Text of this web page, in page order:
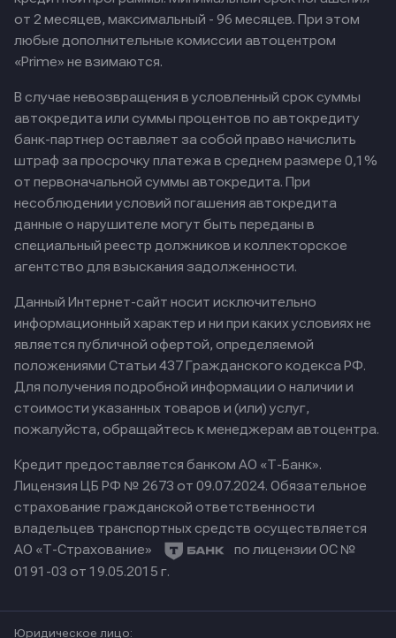
от 2 месяцев, максимальный - 96 месяцев. При этом
любые дополнительные комиссии автоцентром
«Prime» не взимаются.
В случае невозвращения в условленный срок суммы
автокредита или суммы процентов по автокредиту
банк-партнер оставляет за собой право начислить
штраф за просрочку платежа в среднем размере 0,1%
от первоначальной суммы автокредита. При
несоблюдении условий погашения автокредита
данные о нарушителе могут быть переданы в
специальный реестр должников и коллекторское
агентство для взыскания задолженности.
Данный Интернет-сайт носит исключительно
информационный характер и ни при каких условиях не
является публичной офертой, определяемой
положениями Статьи 437 Гражданского кодекса РФ.
Для получения подробной информации о наличии и
стоимости указанных товаров и (или) услуг,
пожалуйста, обращайтесь к менеджерам автоцентра.
Кредит предоставляется банком АО «Т-Банк».
Лицензия ЦБ РФ № 2673 от 09.07.2024. Обязательное
страхование гражданской ответственности
владельцев транспортных средств осуществляется
АО «Т-Страхование»
по лицензии ОС №
0191-03 от 19.05.2015 г.
Юридическое лицо: